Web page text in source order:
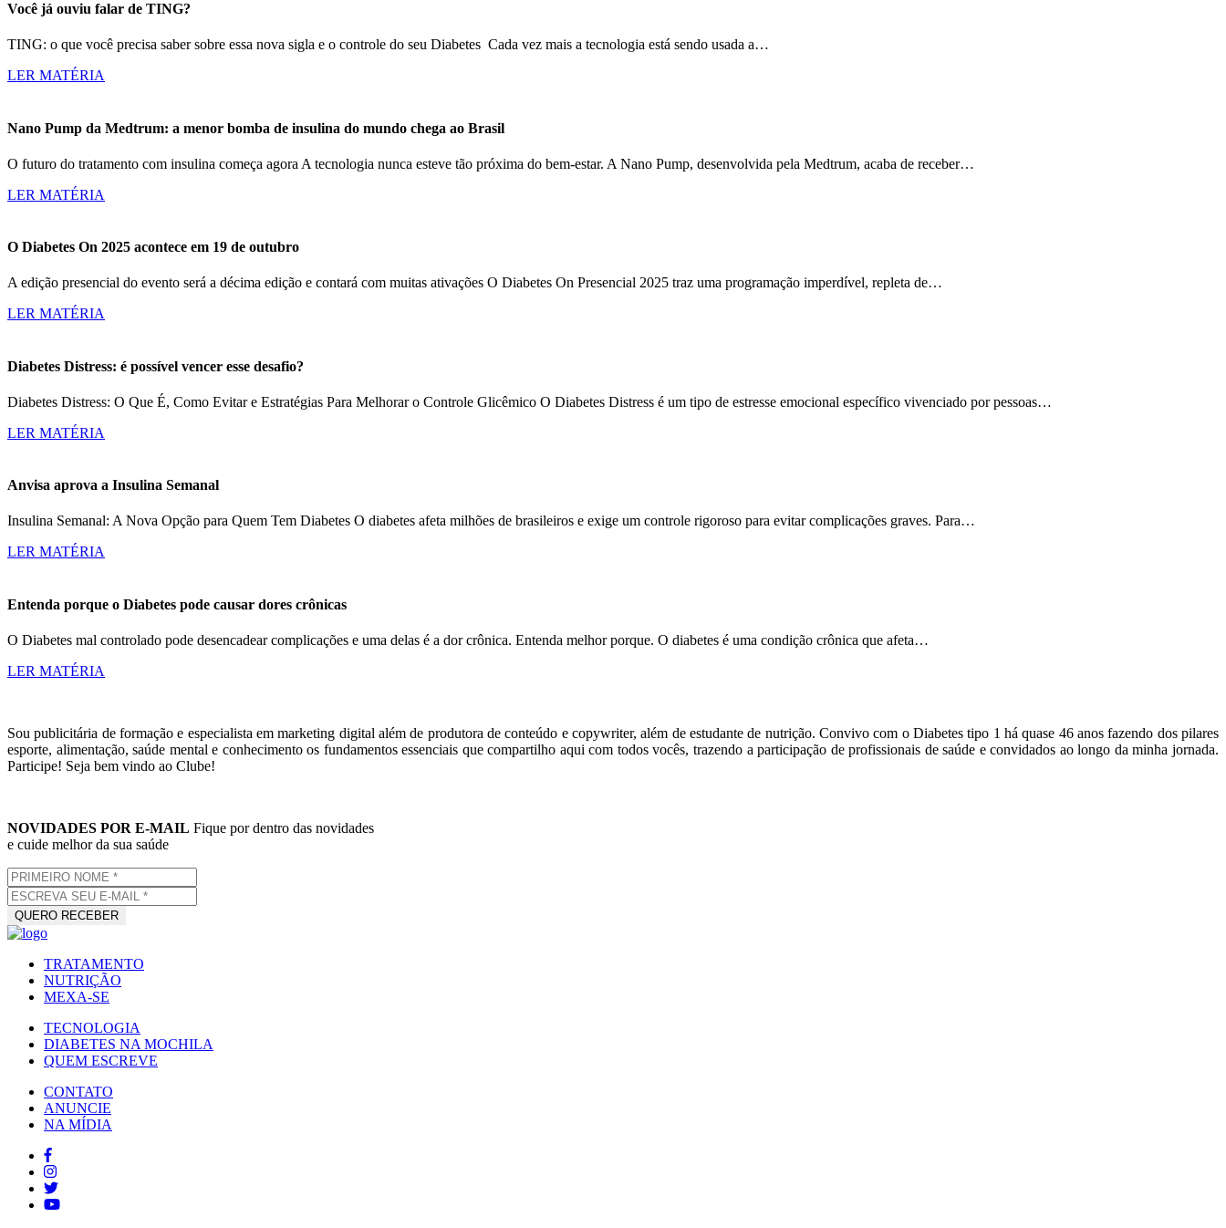
Você já ouviu falar de TING?
TING: o que você precisa saber sobre essa nova sigla e o controle do seu Diabetes Cada vez mais a tecnologia está sendo usada a…
LER MATÉRIA
Nano Pump da Medtrum: a menor bomba de insulina do mundo chega ao Brasil
O futuro do tratamento com insulina começa agora A tecnologia nunca esteve tão próxima do bem-estar. A Nano Pump, desenvolvida pela Medtrum, acaba de receber…
LER MATÉRIA
O Diabetes On 2025 acontece em 19 de outubro
A edição presencial do evento será a décima edição e contará com muitas ativações O Diabetes On Presencial 2025 traz uma programação imperdível, repleta de…
LER MATÉRIA
Diabetes Distress: é possível vencer esse desafio?
Diabetes Distress: O Que É, Como Evitar e Estratégias Para Melhorar o Controle Glicêmico O Diabetes Distress é um tipo de estresse emocional específico vivenciado por pessoas…
LER MATÉRIA
Anvisa aprova a Insulina Semanal
Insulina Semanal: A Nova Opção para Quem Tem Diabetes O diabetes afeta milhões de brasileiros e exige um controle rigoroso para evitar complicações graves. Para…
LER MATÉRIA
Entenda porque o Diabetes pode causar dores crônicas
O Diabetes mal controlado pode desencadear complicações e uma delas é a dor crônica. Entenda melhor porque. O diabetes é uma condição crônica que afeta…
LER MATÉRIA
Sou publicitária de formação e especialista em marketing digital além de produtora de conteúdo e copywriter, além de estudante de nutrição. Convivo com o Diabetes tipo 1 há quase 46 anos fazendo dos pilares
esporte, alimentação, saúde mental e conhecimento os fundamentos essenciais que compartilho aqui com todos vocês, trazendo a participação de profissionais de saúde e convidados ao longo da minha jornada.
Participe! Seja bem vindo ao Clube!
NOVIDADES POR E-MAIL Fique por dentro das novidades
e cuide melhor da sua saúde
TRATAMENTO
NUTRIÇÃO
MEXA-SE
TECNOLOGIA
DIABETES NA MOCHILA
QUEM ESCREVE
CONTATO
ANUNCIE
NA MÍDIA